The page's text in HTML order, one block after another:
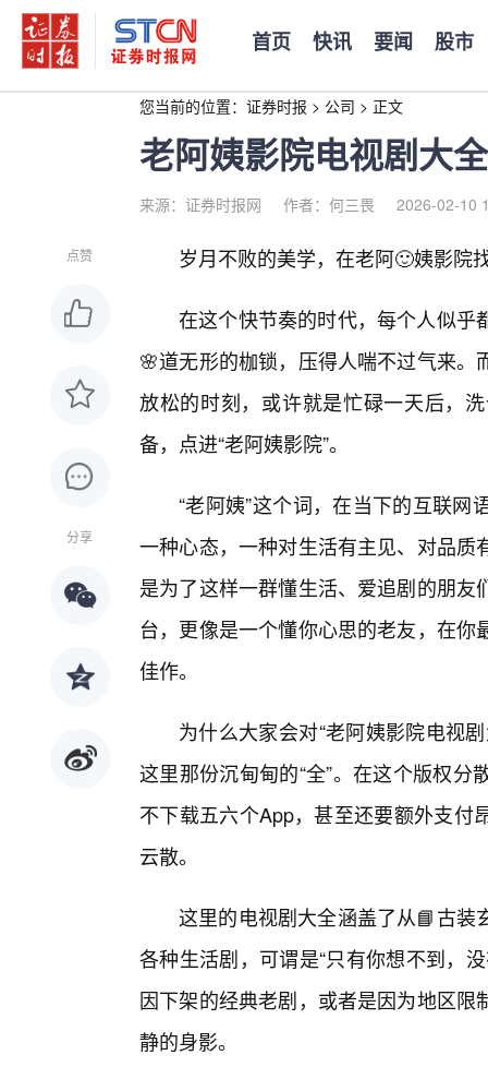
首页 快讯 要闻 股市
您当前的位置： 证券时报 > 公司 > 正文
老阿姨影院电视剧大
来源：证券时报网 作者：何三畏 2026-02-10
点赞
分享
岁月不败的美学，在老阿🙂姨影院
在这个快节奏的时代，每个人似乎
🌸道无形的枷锁，压得人喘不过气来
放松的时刻，或许就是忙碌一天后，
备，点进“老阿姨影院”。
“老阿姨”这个词，在当下的互联
一种心态，一种对生活有主见、对品
是为了这样一群懂生活、爱追剧的朋
台，更像是一个懂你心思的老友，在
佳作。
为什么大家会对“老阿姨影院电视
这里那份沉甸甸的“全”。在这个版权
不下载五六个App，甚至还要额外支付
云散。
这里的电视剧大全涵盖了从📘古装
各种生活剧，可谓是“只有你想不到，
因下架的经典老剧，或者是因为地区
静的身影。